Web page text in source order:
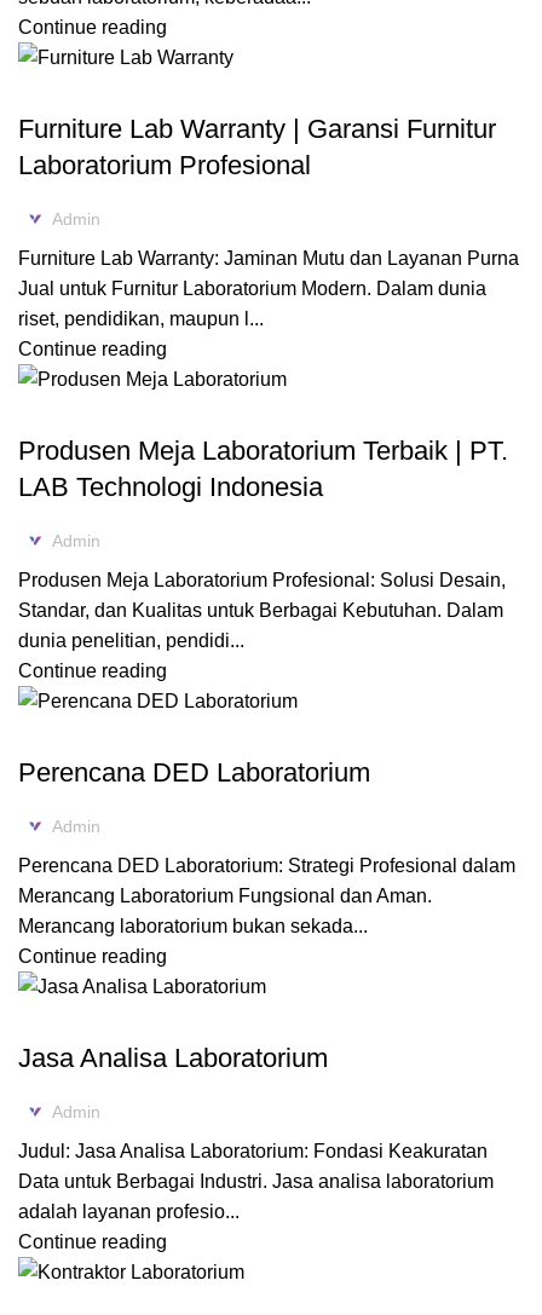
Continue reading
Furniture Lab Warranty | Garansi Furnitur
Laboratorium Profesional
Admin
Furniture Lab Warranty: Jaminan Mutu dan Layanan Purna
Jual untuk Furnitur Laboratorium Modern. Dalam dunia
riset, pendidikan, maupun l...
Continue reading
Produsen Meja Laboratorium Terbaik | PT.
LAB Technologi Indonesia
Admin
Produsen Meja Laboratorium Profesional: Solusi Desain,
Standar, dan Kualitas untuk Berbagai Kebutuhan. Dalam
dunia penelitian, pendidi...
Continue reading
Perencana DED Laboratorium
Admin
Perencana DED Laboratorium: Strategi Profesional dalam
Merancang Laboratorium Fungsional dan Aman.
Merancang laboratorium bukan sekada...
Continue reading
Jasa Analisa Laboratorium
Admin
Judul: Jasa Analisa Laboratorium: Fondasi Keakuratan
Data untuk Berbagai Industri. Jasa analisa laboratorium
adalah layanan profesio...
Continue reading